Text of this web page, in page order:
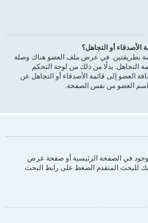
الأصدقاء أو التجاهل؟
بطريقتين. في عرض ملف العضو هناك وصلة
التجاهل. بدلًا من ذلك من لوحة التحكم
العضو إلى قائمة الأصدقاء أو التجاهل عن
اسم العضو من نفس الصفحة.
في الصفحة الرئيسية أو صفحة عرض
للبحث المتقدم الضغط على رابط البحث